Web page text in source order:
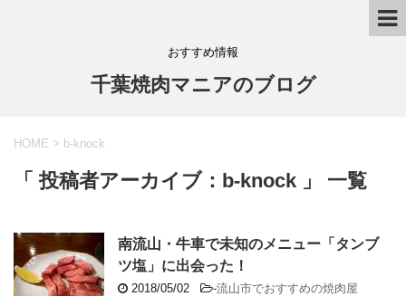
おすすめ情報
千葉焼肉マニアのブログ
HOME > b-knock
「 投稿者アーカイブ：b-knock 」 一覧
南流山・牛車で未知のメニュー「タンブ
ツ塩」に出会った！
2018/05/02 -流山市でおすすめの焼肉屋